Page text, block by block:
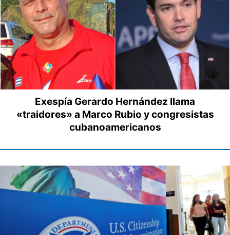
Exespía Gerardo Hernández llama
«traidores» a Marco Rubio y congresistas
cubanoamericanos